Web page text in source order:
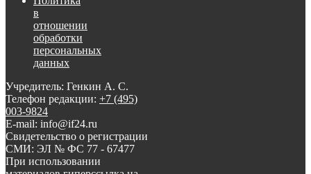
в
отношении
обработки
персональных
данных
Учредитель: Генкин А. С.
Телефон редакции: +7 (495)
003-9824
E-mail: info@if24.ru
Свидетельство о регистрации
СМИ: ЭЛ № ФС 77 - 67477
При использовании